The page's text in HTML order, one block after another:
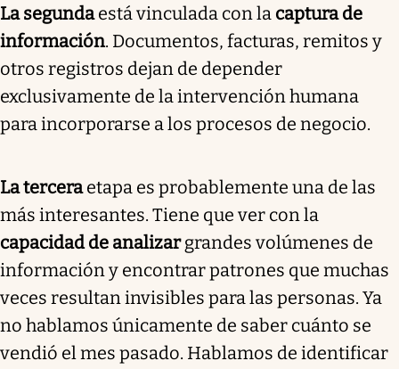
La segundaestá vinculada con la captura de
información. Documentos, facturas, remitos y
otros registros dejan de depender
exclusivamente de la intervención humana
para incorporarse a los procesos de negocio.
La terceraetapa es probablemente una de las
más interesantes. Tiene que ver con la
capacidad de analizargrandes volúmenes de
información y encontrar patrones que muchas
veces resultan invisibles para las personas. Ya
no hablamos únicamente de saber cuánto se
vendió el mes pasado. Hablamos de identificar